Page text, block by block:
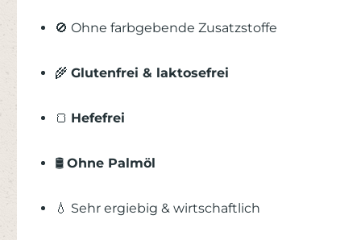
🚫 Ohne farbgebende Zusatzstoffe
🌾 Glutenfrei & laktosefrei
🍞 Hefefrei
🛢️ Ohne Palmöl
💧 Sehr ergiebig & wirtschaftlich